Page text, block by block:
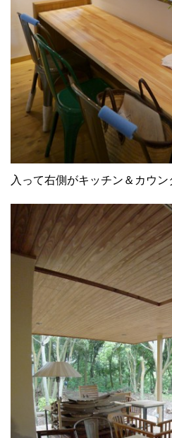
入って右側がキッチン＆カウン